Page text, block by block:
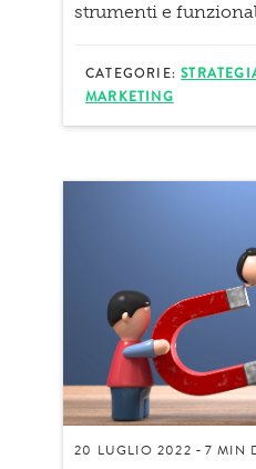
strumenti e
CATEGORIE:
MARKETING
20 LUGLIO 2022 - 7 MIN